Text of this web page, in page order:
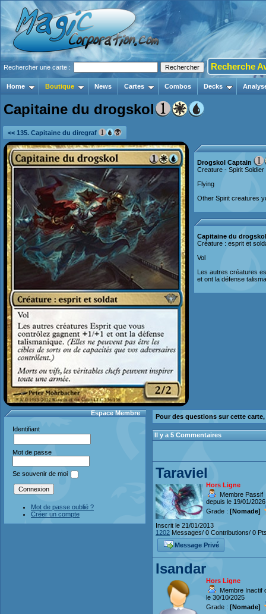
Rechercher une carte : Recherche
Home Boutique News Cartes Combos Decks
Capitaine du drogskol
<< 135. Capitaine du diregraf
Drogskol Captain
Creature - Spirit Soldier
Flying
Other Spirit creatures
Capitaine du drogskol
Créature : esprit et
Vol
Les autres créatures
et ont la défense
Espace Membre
Identifiant
Mot de passe
Se souvenir de moi
Mot de passe oublié ?
Créer un compte
Pour des questions sur cette
Il y a 5 Commentaires
Taraviel
Hors Ligne
Membre Passif
depuis le 19/01/2026
Grade : [Nomade]
Inscrit le 21/01/2013
1202 Messages/ 0 Contributions/ 0
Message Privé
Isandar
Hors Ligne
Membre Inactif
le 30/10/2025
Grade : [Nomade]